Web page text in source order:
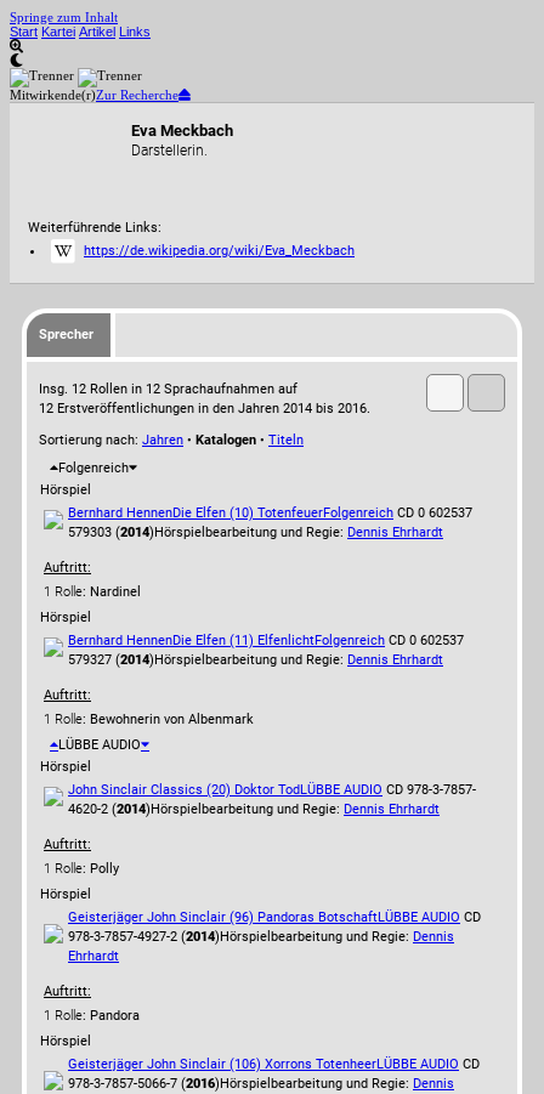
Springe zum Inhalt
Start Kartei Artikel Links
Mitwirkende(r)Zur Recherche
Eva Meckbach
Darstellerin.
Weiterführende Links:
https://de.wikipedia.org/wiki/Eva_Meckbach
Sprecher
Insg. 12 Rollen in 12 Sprachaufnahmen auf
12 Erstveröffentlichungen in den Jahren 2014 bis 2016.
Sortierung nach: Jahren • Katalogen • Titeln
Folgenreich
Hörspiel
Bernhard HennenDie Elfen (10) TotenfeuerFolgenreich CD 0 602537
579303 (2014) Hörspielbearbeitung und Regie: Dennis Ehrhardt
Auftritt:
1 Rolle: Nardinel
Hörspiel
Bernhard HennenDie Elfen (11) ElfenlichtFolgenreich CD 0 602537
579327 (2014) Hörspielbearbeitung und Regie: Dennis Ehrhardt
Auftritt:
1 Rolle: Bewohnerin von Albenmark
LÜBBE AUDIO
Hörspiel
John Sinclair Classics (20) Doktor Tod LÜBBE AUDIO CD 978-3-7857-
4620-2 (2014) Hörspielbearbeitung und Regie: Dennis Ehrhardt
Auftritt:
1 Rolle: Polly
Hörspiel
Geisterjäger John Sinclair (96) Pandoras BotschaftLÜBBE AUDIO CD
978-3-7857-4927-2 (2014) Hörspielbearbeitung und Regie: Dennis
Ehrhardt
Auftritt:
1 Rolle: Pandora
Hörspiel
Geisterjäger John Sinclair (106) Xorrons TotenheerLÜBBE AUDIO CD
978-3-7857-5066-7 (2016) Hörspielbearbeitung und Regie: Dennis